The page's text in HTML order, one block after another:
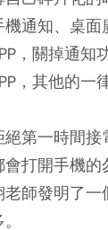
通知、桌面
，關掉通知
，其他的一
第一時間接
打開手機
師發明了